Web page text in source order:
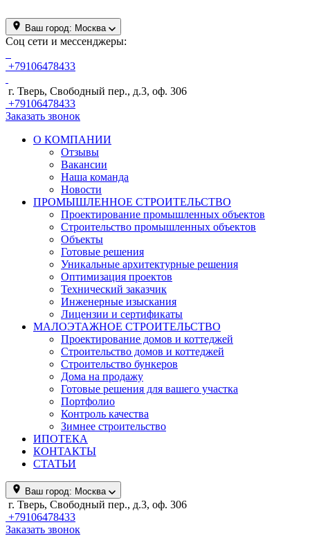
Ваш город: Москва
Соц сети и мессенджеры:
+79106478433
г. Тверь, Свободный пер., д.3, оф. 306
+79106478433
Заказать звонок
О КОМПАНИИ
Отзывы
Вакансии
Наша команда
Новости
ПРОМЫШЛЕННОЕ СТРОИТЕЛЬСТВО
Проектирование промышленных объектов
Строительство промышленных объектов
Объекты
Готовые решения
Уникальные архитектурные решения
Оптимизация проектов
Технический заказчик
Инженерные изыскания
Лицензии и сертификаты
МАЛОЭТАЖНОЕ СТРОИТЕЛЬСТВО
Проектирование домов и коттеджей
Строительство домов и коттеджей
Строительство бункеров
Дома на продажу
Готовые решения для вашего участка
Портфолио
Контроль качества
Зимнее строительство
ИПОТЕКА
КОНТАКТЫ
СТАТЬИ
Ваш город: Москва
г. Тверь, Свободный пер., д.3, оф. 306
+79106478433
Заказать звонок